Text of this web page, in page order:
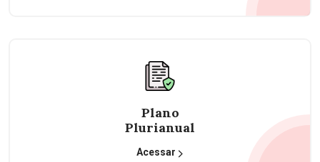
Plano
Plurianual
Acessar